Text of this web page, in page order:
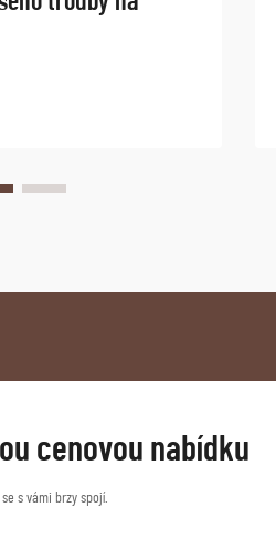
cenovou nabídku
s vámi brzy spojí.